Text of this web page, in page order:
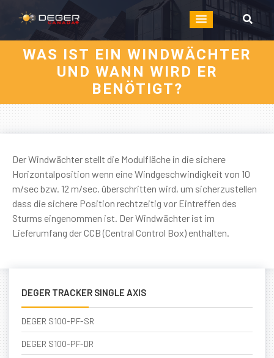
WAS IST EIN WINDWÄCHTER
UND WANN WIRD ER
BENÖTIGT?
Der Windwächter stellt die Modulfläche in die sichere
Horizontalposition wenn eine Windgeschwindigkeit von 10
m/sec bzw. 12 m/sec. überschritten wird, um sicherzustellen
dass die sichere Position rechtzeitig vor Eintreffen des
Sturms eingenommen ist. Der Windwächter ist im
Lieferumfang der CCB (Central Control Box) enthalten.
DEGER TRACKER SINGLE AXIS
DEGER S100-PF-SR
DEGER S100-PF-DR